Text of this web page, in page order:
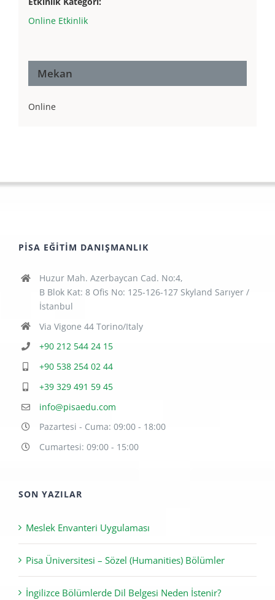
Online Etkinlik
Mekan
Online
PISA EĞITIM DANIŞMANLIK
Huzur Mah. Azerbaycan Cad. No:4,
B Blok Kat: 8 Ofis No: 125-126-127 Skyland Sarıyer /
İstanbul
Via Vigone 44 Torino/Italy
+90 212 544 24 15
+90 538 254 02 44
+39 329 491 59 45
info@pisaedu.com
Pazartesi - Cuma: 09:00 - 18:00
Cumartesi: 09:00 - 15:00
SON YAZILAR
Meslek Envanteri Uygulaması
Pisa Üniversitesi – Sözel (Humanities) Bölümler
İngilizce Bölümlerde Dil Belgesi Neden İstenir?